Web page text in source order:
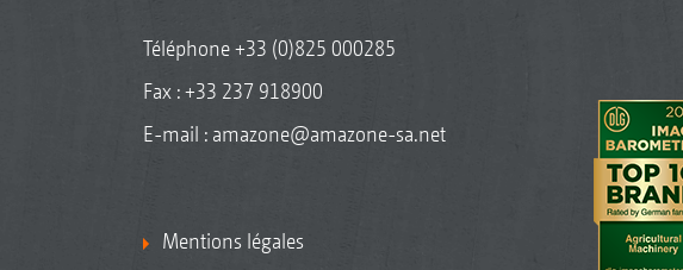
Téléphone+33 (0)825 000285
Fax : +33 237 918900
E-mail : amazone@amazone-sa.net
Mentions légales